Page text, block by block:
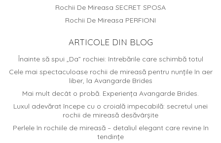
Rochii De Mireasa SECRET SPOSA
Rochii De Mireasa PERFIONI
ARTICOLE DIN BLOG
Înainte să spui „Da” rochiei: întrebările care schimbă totul
Cele mai spectaculoase rochii de mireasă pentru nunțile în aer
liber, la Avangarde Brides
Mai mult decât o probă. Experiența Avangarde Brides.
Luxul adevărat începe cu o croială impecabilă: secretul unei
rochii de mireasă desăvârșite
Perlele în rochiile de mireasă – detaliul elegant care revine în
tendințe